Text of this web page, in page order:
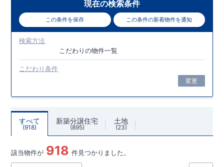
現在の検索条件
この条件を保存 この条件の新着物件を通知
検索方法
こだわりの物件一覧
こだわり条件
変更
すべて
918
新築分譲住宅
895
土地
23
該当物件が 918 件見つかりました。